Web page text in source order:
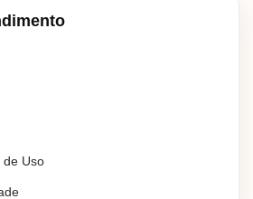
de Uso